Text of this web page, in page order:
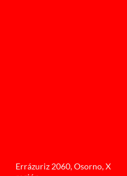
Errázuriz 2060, Osorno, X